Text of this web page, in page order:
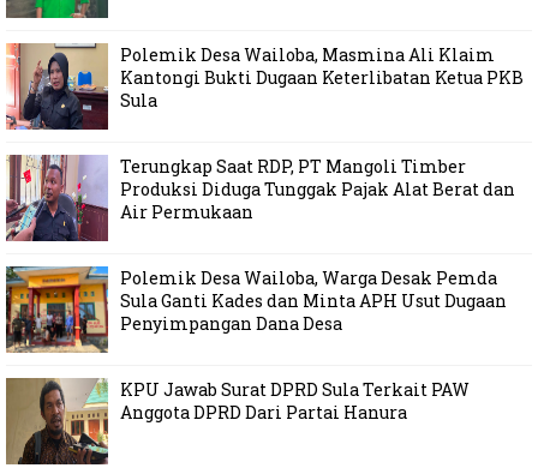
Polemik Desa Wailoba, Masmina Ali Klaim
Kantongi Bukti Dugaan Keterlibatan Ketua PKB
Sula
Terungkap Saat RDP, PT Mangoli Timber
Produksi Diduga Tunggak Pajak Alat Berat dan
Air Permukaan
Polemik Desa Wailoba, Warga Desak Pemda
Sula Ganti Kades dan Minta APH Usut Dugaan
Penyimpangan Dana Desa
KPU Jawab Surat DPRD Sula Terkait PAW
Anggota DPRD Dari Partai Hanura